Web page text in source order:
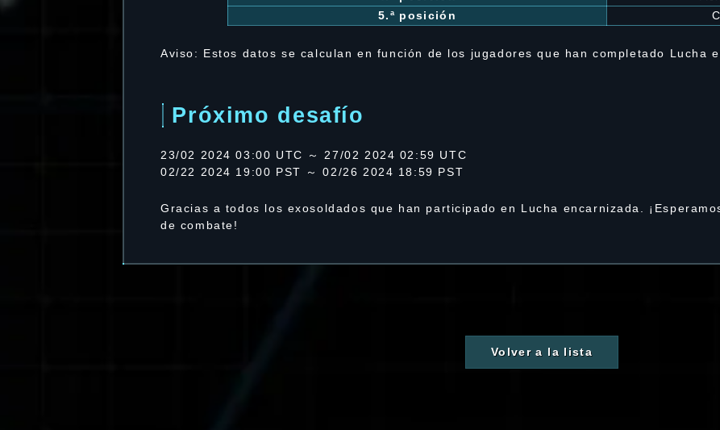
5.ª posición
Aviso: Estos datos se calculan en función de los jugadores que han completado Lucha
Próximo desafío
23/02 2024 03:00 UTC ～ 27/02 2024 02:59 UTC
02/22 2024 19:00 PST ～ 02/26 2024 18:59 PST
Gracias a todos los exosoldados que han participado en Lucha encarnizada.
de combate!
Volver a la lista